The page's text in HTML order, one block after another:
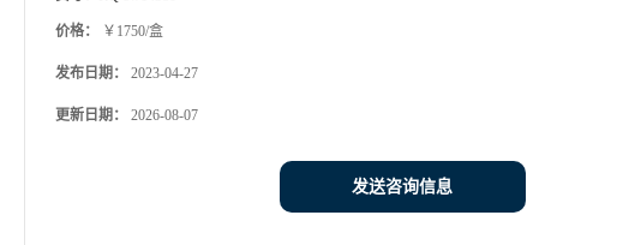
价格： ￥1750/盒
发布日期： 2023-04-27
更新日期： 2026-08-07
发送咨询信息